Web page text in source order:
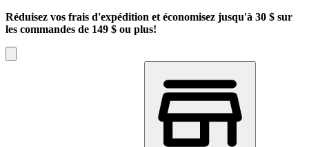
Réduisez vos frais d'expédition et économisez jusqu'à 30 $ sur
les commandes de 149 $ ou plus!